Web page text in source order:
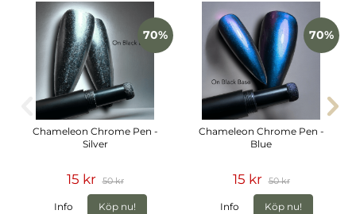
70%
Chameleon Chrome Pen -
Silver
15 kr 50 kr
Info Köp nu!
70%
Chameleon Chrome Pen -
Blue
15 kr 50 kr
Info Köp nu!